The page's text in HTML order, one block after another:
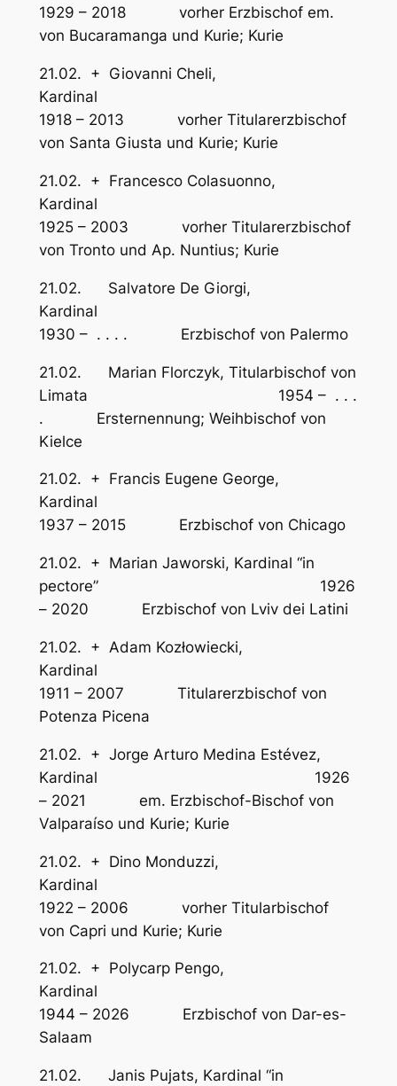
1929 – 2018 vorher Erzbischof em.
von Bucaramanga und Kurie; Kurie
21.02. + Giovanni Cheli,
1918 – 2013 vorher Titularerzbischof
von Santa Giusta und Kurie; Kurie
21.02. + Francesco Colasuonno,
Kardinal
1925 – 2003 vorher Titularerzbischof
von Tronto und Ap. Nuntius; Kurie
21.02. Salvatore De Giorgi,
Kardinal
1930 – . . . . Erzbischof von Palermo
21.02. Marian Florczyk, Titularbischof von
Limata 1954 – . . .
. Ersternennung; Weihbischof von
Kielce
21.02. + Francis Eugene George,
Kardinal
1937 – 2015 Erzbischof von Chicago
21.02. + Marian Jaworski, Kardinal “in
pectore” 1926
– 2020 Erzbischof von Lviv dei Latini
21.02. + Adam Kozłowiecki,
Kardinal
1911 – 2007 Titularerzbischof von
Potenza Picena
21.02. + Jorge Arturo Medina Estévez,
Kardinal 1926
– 2021 em. Erzbischof-Bischof von
Valparaíso und Kurie; Kurie
21.02. + Dino Monduzzi,
1922 – 2006 vorher Titularbischof
von Capri und Kurie; Kurie
21.02. + Polycarp Pengo,
1944 – 2026 Erzbischof von Dar-es-
Salaam
21.02. Janis Pujats, Kardinal “in